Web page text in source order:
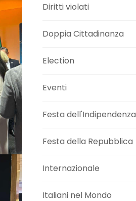
Diritti violati
Doppia Cittadinanza
Election
Eventi
Festa dell'Indipendenza
Festa della Repubblica
Internazionale
Italiani nel Mondo